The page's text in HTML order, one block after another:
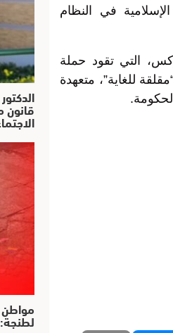
في النظام
التي تقود حملة
للغاية”، متعهدة